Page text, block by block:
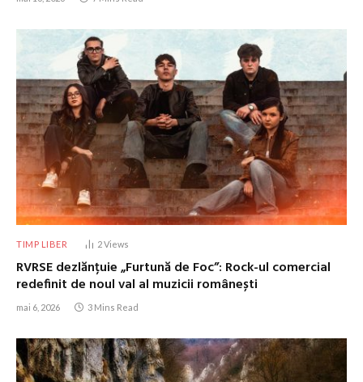
TIMP LIBER 2Views
RVRSE dezlănțuie „Furtună de Foc”: Rock-ul comercial
redefinit de noul val al muzicii românești
mai 6, 2026 3 Mins Read